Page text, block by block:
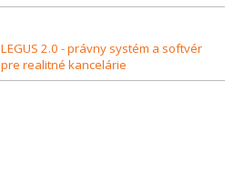
LEGUS 2.0 - právny systém a softvér
pre realitné kancelárie